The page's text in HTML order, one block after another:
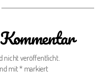
nicht veröffentlicht.
mit*markiert